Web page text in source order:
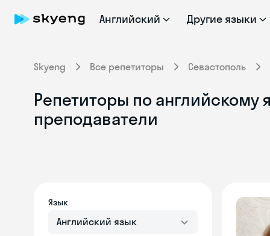
Английский Другие языки
Skyeng Все репетиторы Севастополь
Репетиторы по
преподаватели
Язык
Английский язык